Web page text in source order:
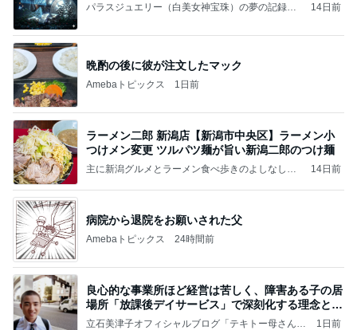
パラスジュエリー（白美女神宝珠）の夢の記録
14日前
晩酌の後に彼が注文したマック
Amebaトピックス 1日前
ラーメン二郎 新潟店【新潟市中央区】ラーメン小
つけメン変更 ツルパツ麺が旨い新潟二郎のつけ麺
主に新潟グルメとラーメン食べ歩きのよしなしご
14日前
病院から退院をお願いされた父
Amebaトピックス 24時間前
良心的な事業所ほど経営は苦しく、障害ある子の居
場所「放課後デイサービス」で深刻化する理念と現
実の
立石美津子オフィシャルブログ「テキトー母さんの
1日前